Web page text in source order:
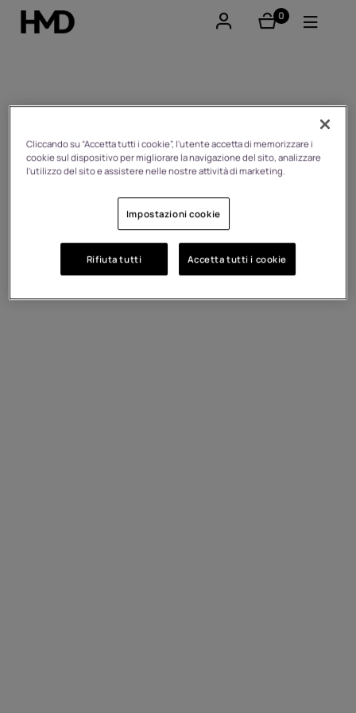
0
elementi
Smartphones
Cellulari
Accessori
Offerte
Careers
Cliccando su “Accetta tutti i cookie”, l'utente accetta di memorizzare i
cookie sul dispositivo per migliorare la navigazione del sito, analizzare
l'utilizzo del sito e assistere nelle nostre attività di marketing.
Impostazioni cookie
Rifiuta tutti Accetta tutti i cookie